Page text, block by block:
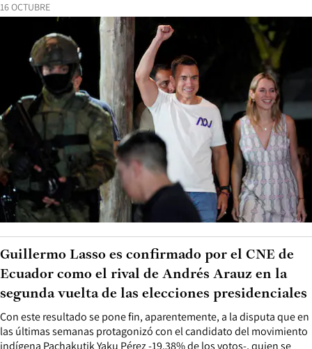
16 OCTUBRE
Con este resultado se pone fin, aparentemente, a la disputa que en
las últimas semanas protagonizó con el candidato del movimiento
indígena Pachakutik Yaku Pérez -19.38% de los votos-, quien se
Guillermo Lasso es confirmado por el CNE de
Ecuador como el rival de Andrés Arauz en la
segunda vuelta de las elecciones presidenciales